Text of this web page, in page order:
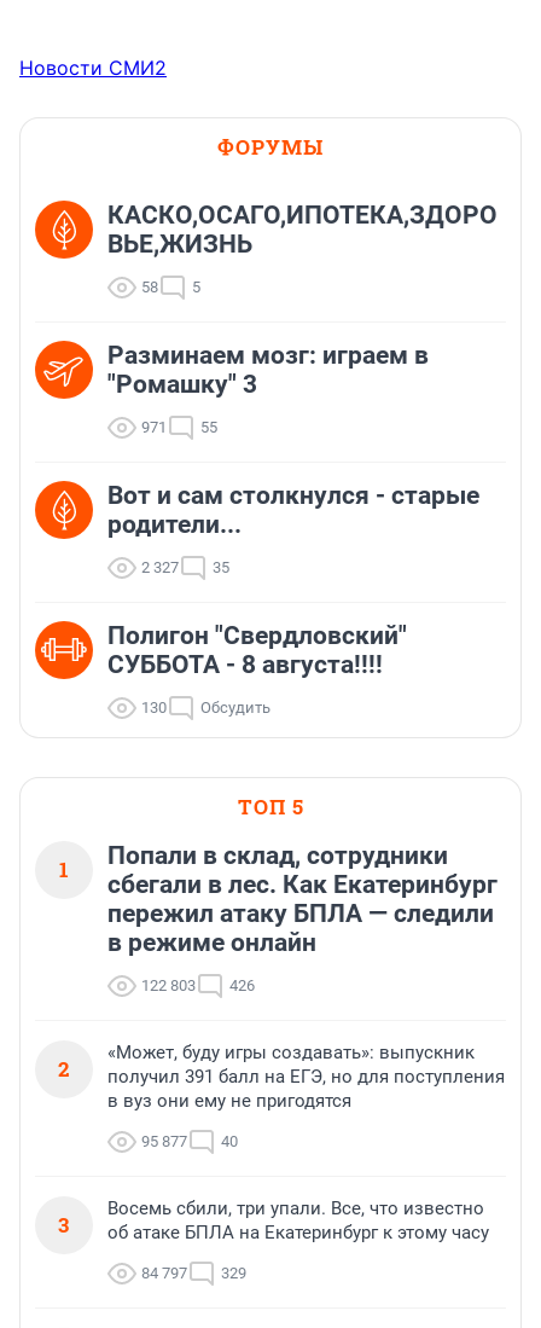
Новости СМИ2
ФОРУМЫ
КАСКО,ОСАГО,ИПОТЕКА,ЗДОРО
ВЬЕ,ЖИЗНЬ
58 5
Разминаем мозг: играем в
"Ромашку" 3
971 55
Вот и сам столкнулся - старые
родители...
2 327 35
Полигон "Свердловский"
СУББОТА - 8 августа!!!!
130 Обсудить
ТОП 5
1
Попали в склад, сотрудники
сбегали в лес. Как Екатеринбург
пережил атаку БПЛА — следили
в режиме онлайн
122 803 426
2
«Может, буду игры создавать»: выпускник
получил 391 балл на ЕГЭ, но для поступления
в вуз они ему не пригодятся
95 877 40
3
Восемь сбили, три упали. Все, что известно
об атаке БПЛА на Екатеринбург к этому часу
84 797 329